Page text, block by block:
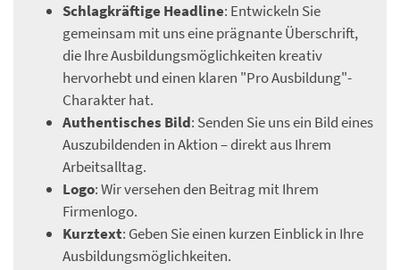
Schlagkräftige Headline: Entwickeln Sie
gemeinsam mit uns eine prägnante Überschrift,
die Ihre Ausbildungsmöglichkeiten kreativ
hervorhebt und einen klaren "Pro Ausbildung"-
Charakter hat.
Authentisches Bild: Senden Sie uns ein Bild eines
Auszubildenden in Aktion – direkt aus Ihrem
Arbeitsalltag.
Logo: Wir versehen den Beitrag mit Ihrem
Firmenlogo.
Kurztext: Geben Sie einen kurzen Einblick in Ihre
Ausbildungsmöglichkeiten.